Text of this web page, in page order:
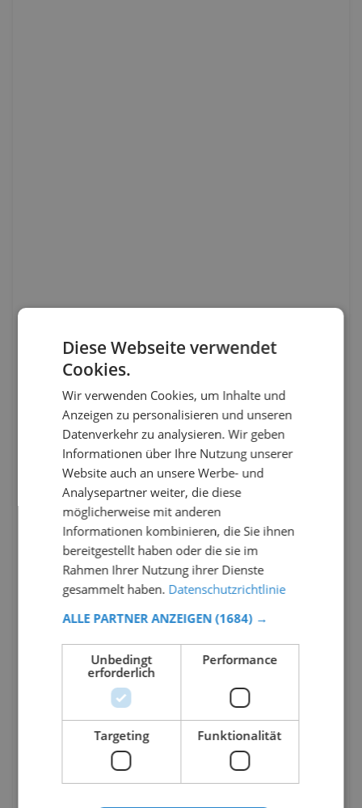
Diese Webseite verwendet
Cookies.
Wir verwenden Cookies, um Inhalte und
Anzeigen zu personalisieren und unseren
Datenverkehr zu analysieren. Wir geben
Informationen über Ihre Nutzung unserer
Website auch an unsere Werbe- und
Analysepartner weiter, die diese
möglicherweise mit anderen
Informationen kombinieren, die Sie ihnen
bereitgestellt haben oder die sie im
Rahmen Ihrer Nutzung ihrer Dienste
gesammelt haben. Datenschutzrichtlinie
ALLE PARTNER ANZEIGEN (1684) →
Unbedingt
erforderlich
Performance
Targeting Funktionalität